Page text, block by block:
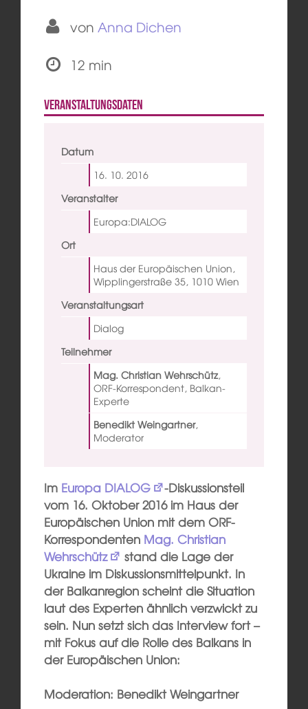
von Anna Dichen
12 min
Veranstaltungsdaten
Datum
16. 10. 2016
Veranstalter
Europa:DIALOG
Ort
Haus der Europäischen Union,
Wipplingerstraße 35, 1010 Wien
Veranstaltungsart
Dialog
Teilnehmer
Mag. Christian Wehrschütz,
ORF-Korrespondent, Balkan-
Experte
Benedikt Weingartner,
Moderator
Im Europa DIALOG
-Diskussionsteil
vom 16. Oktober 2016 im Haus der
Europäischen Union mit dem ORF-
Korrespondenten Mag. Christian
Wehrschütz
stand die Lage der
Ukraine im Diskussionsmittelpunkt. In
der Balkanregion scheint die Situation
laut des Experten ähnlich verzwickt zu
sein. Nun setzt sich das Interview fort–
mit Fokus auf die Rolle des Balkans in
der Europäischen Union:
Moderation: Benedikt Weingartner